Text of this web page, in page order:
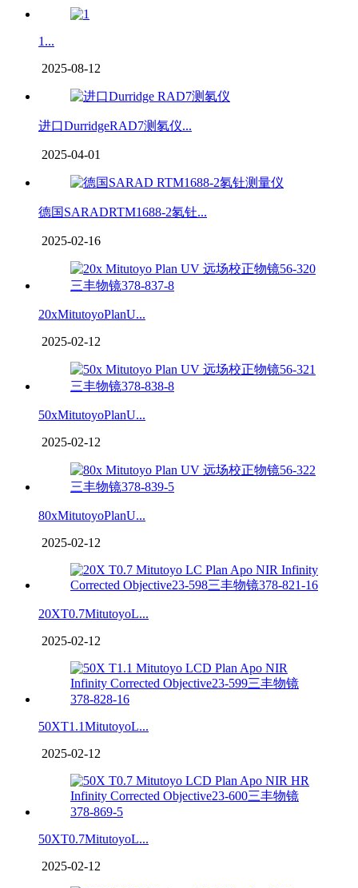
1...
2025-08-12
进口DurridgeRAD7测氡仪...
2025-04-01
德国SARADRTM1688-2氡钍...
2025-02-16
20xMitutoyoPlanU...
2025-02-12
50xMitutoyoPlanU...
2025-02-12
80xMitutoyoPlanU...
2025-02-12
20XT0.7MitutoyoL...
2025-02-12
50XT1.1MitutoyoL...
2025-02-12
50XT0.7MitutoyoL...
2025-02-12